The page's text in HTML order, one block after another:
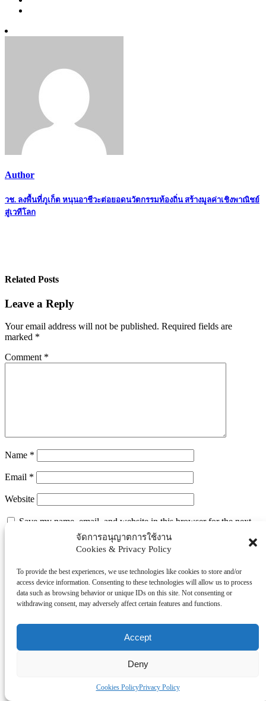
จัดการอนุญาตการใช้งาน
Cookies & Privacy Policy
To provide the best experiences, we use technologies like cookies to store and/or
access device information. Consenting to these technologies will allow us to process
data such as browsing behavior or unique IDs on this site. Not consenting or
withdrawing consent, may adversely affect certain features and functions.
Accept
Deny
Cookies PolicyPrivacy Policy
Author
Post
navigation
วช. ลงพื้นที่ภูเก็ต หนุนอาชีวะต่อยอดนวัตกรรมท้องถิ่น สร้างมูลค่าเชิงพาณิชย์
สู่เวทีโลก
Related Posts
Leave a Reply
Your email address will not be published. Required fields are
marked *
Comment *
Name *
Email *
Website
Save my name, email, and website in this browser for the next
Search
Search
Explore Topics